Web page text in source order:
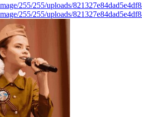
255/255/uploads/
255/255/uploads/